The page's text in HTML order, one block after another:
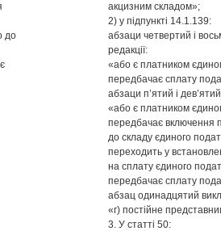
до
акцизним складом»;
2) у підпункті 14.1.139:
абзаци четвертий і
редакції:
«або є платником
передбачає сплату
абзаци п’ятий і
«або є платником
передбачає включення
до складу єдиного
переходить у
на сплату єдиного
передбачає сплату
абзац одинадцятий
«г) постійне
3. У статті 50: